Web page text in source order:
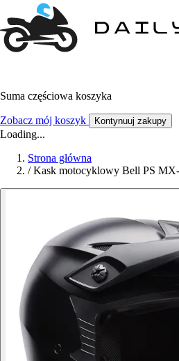
Suma częściowa koszyka
Zobacz mój koszyk Kontynuuj zakupy
Loading...
Strona główna
/ Kask motocyklowy Bell PS